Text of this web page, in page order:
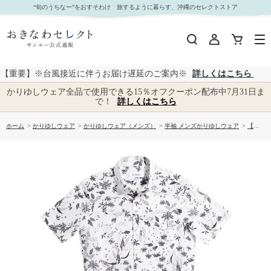
【送料無料】ウエストアイランド柄 かりゆしウェア GEM15013S｜おきなわセレクト サンエー
公式通販
“旬のうちなー”をおすそわけ 旅するように暮らす、沖縄のセレクトストア
【重要】※台風接近に伴うお届け遅延のご案内※
詳しくはこちら
かりゆしウェア全品で使用できる15％オフクーポン配布中7月31日ま
で！
詳しくはこちら
ホーム > かりゆしウェア > かりゆしウェア（メンズ） > 半袖 メンズかりゆしウェア > 【送料無料】ウエストアイランド柄 かりゆしウェア GEM15013S